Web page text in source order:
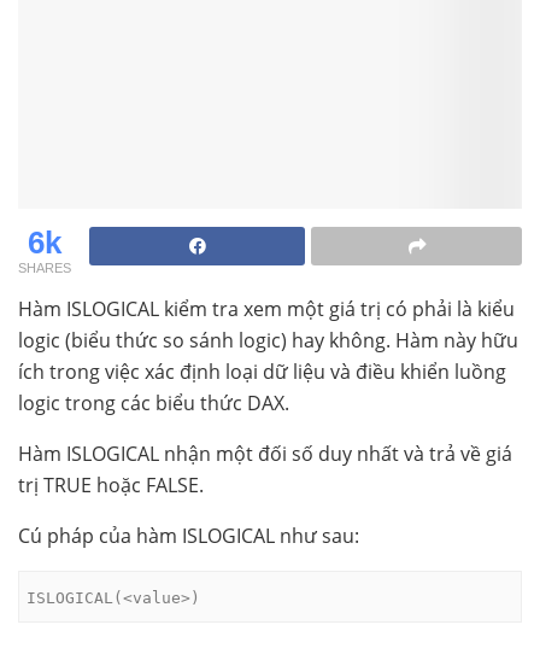
6k
SHARES
Hàm ISLOGICAL kiểm tra xem một giá trị có phải là kiểu
logic (biểu thức so sánh logic) hay không. Hàm này hữu
ích trong việc xác định loại dữ liệu và điều khiển luồng
logic trong các biểu thức DAX.
Hàm ISLOGICAL nhận một đối số duy nhất và trả về giá
trị TRUE hoặc FALSE.
Cú pháp của hàm ISLOGICAL như sau:
ISLOGICAL(<value>)